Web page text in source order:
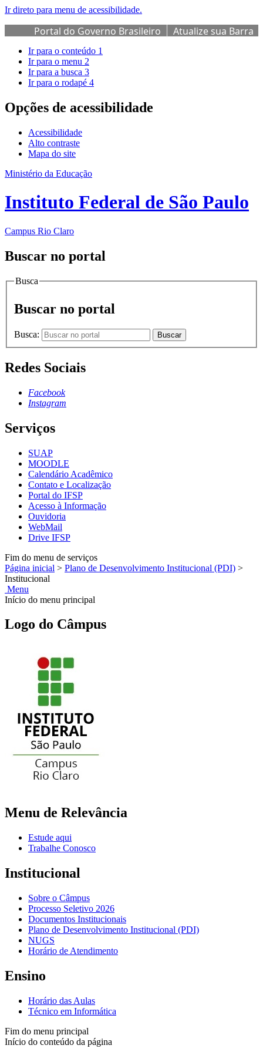
Ir direto para menu de acessibilidade.
Portal do Governo Brasileiro
Atualize sua Barra
de Governo
Ir para o conteúdo 1
Ir para o menu 2
Ir para a busca 3
Ir para o rodapé 4
Opções de acessibilidade
Acessibilidade
Alto contraste
Mapa do site
Ministério da Educação
Instituto Federal de São Paulo
Campus Rio Claro
Buscar no portal
Busca
Buscar no portal
Busca: Buscar
Redes Sociais
Facebook
Instagram
Serviços
SUAP
MOODLE
Calendário Acadêmico
Contato e Localização
Portal do IFSP
Acesso à Informação
Ouvidoria
WebMail
Drive IFSP
Fim do menu de serviços
Página inicial > Plano de Desenvolvimento Institucional (PDI) >
Institucional
Menu
Início do menu principal
Logo do Câmpus
Menu de Relevância
Estude aqui
Trabalhe Conosco
Institucional
Sobre o Câmpus
Processo Seletivo 2026
Documentos Institucionais
Plano de Desenvolvimento Institucional (PDI)
NUGS
Horário de Atendimento
Ensino
Horário das Aulas
Técnico em Informática
Fim do menu principal
Início do conteúdo da página